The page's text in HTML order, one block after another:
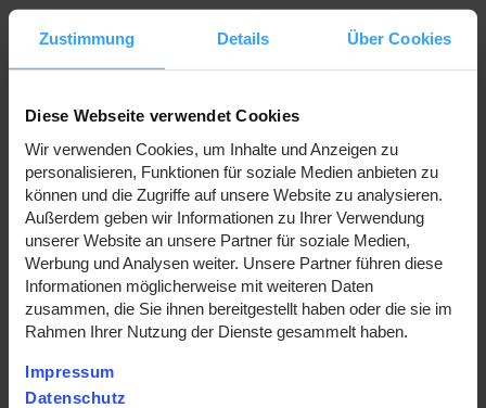
Zustimmung Details Über Cookies
Diese Webseite verwendet Cookies
Wir verwenden Cookies, um Inhalte und Anzeigen zu
personalisieren, Funktionen für soziale Medien anbieten zu
können und die Zugriffe auf unsere Website zu analysieren.
Außerdem geben wir Informationen zu Ihrer Verwendung
unserer Website an unsere Partner für soziale Medien,
Werbung und Analysen weiter. Unsere Partner führen diese
Informationen möglicherweise mit weiteren Daten
zusammen, die Sie ihnen bereitgestellt haben oder die sie im
Rahmen Ihrer Nutzung der Dienste gesammelt haben.
Impressum
Datenschutz
Sie möchten einen neuen Stromtarif für Ihren
Privathaushalt abschließen?
Neue Stromtarife für Endverbraucher können ab sofort
ausschließlich über die Plattform Regiogröön
abgeschlossen werden. Dort finden Sie alle verfügbaren
Tarife und können Ihren Vertrag direkt online abschließen.
Zum Tarifabschluss: